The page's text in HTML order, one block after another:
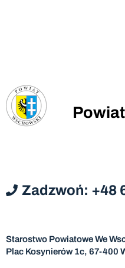
Zadzwoń: +48
Starostwo Powiatowe We
Plac Kosynierów 1c, 67-400